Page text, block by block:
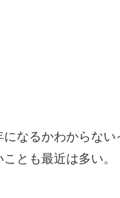
なるかわからな
とも最近は多い。